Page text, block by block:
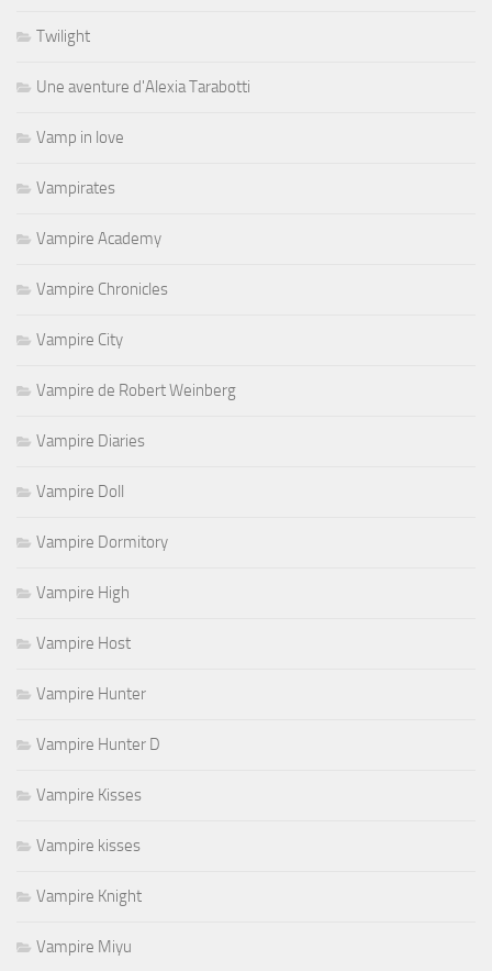
Twilight
Une aventure d'Alexia Tarabotti
Vamp in love
Vampirates
Vampire Academy
Vampire Chronicles
Vampire City
Vampire de Robert Weinberg
Vampire Diaries
Vampire Doll
Vampire Dormitory
Vampire High
Vampire Host
Vampire Hunter
Vampire Hunter D
Vampire Kisses
Vampire kisses
Vampire Knight
Vampire Miyu